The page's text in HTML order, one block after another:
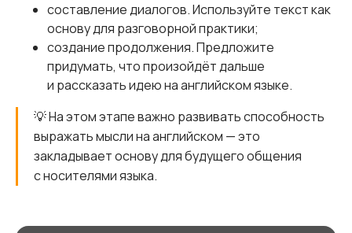
составление диалогов. Используйте текст как
основу для разговорной практики;
создание продолжения. Предложите
придумать, что произойдёт дальше
и рассказать идею на английском языке.
💡 На этом этапе важно развивать способность
выражать мысли на английском — это
закладывает основу для будущего общения
с носителями языка.